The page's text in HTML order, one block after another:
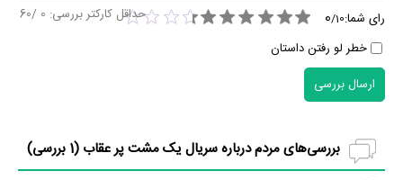
رای شما: 0/10
خطر لو رفتن داستان
حداقل کارکتر بررسی: 0
/60
ارسال بررسی
بررسی‌های مردم درباره سریال یک مشت پر عقاب (1 بررسی)